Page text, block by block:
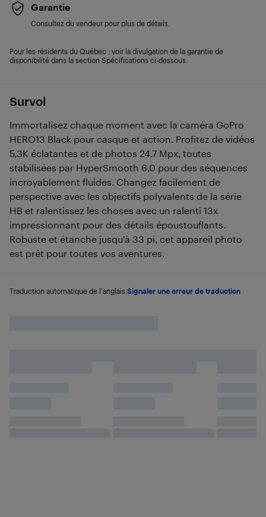
Survol
Immortalisez chaque moment avec la caméra GoPro
HERO13 Black pour casque et action. Profitez de vidéos
5,3K éclatantes et de photos 24.7 Mpx, toutes
stabilisées par HyperSmooth 6,0 pour des séquences
incroyablement fluides. Changez facilement de
perspective avec les objectifs polyvalents de la série
HB et ralentissez les choses avec un ralenti 13x
impressionnant pour des détails époustouflants.
Robuste et étanche jusqu'à 33 pi, cet appareil photo
est prêt pour toutes vos aventures.
Traduction automatique de l'anglais. Signaler une erreur de traduction
Garantie
Consultez du vendeur pour plus de détails.
Pour les résidents du Québec : voir la divulgation de la garantie de
disponibilité dans la section Spécifications ci-dessous.